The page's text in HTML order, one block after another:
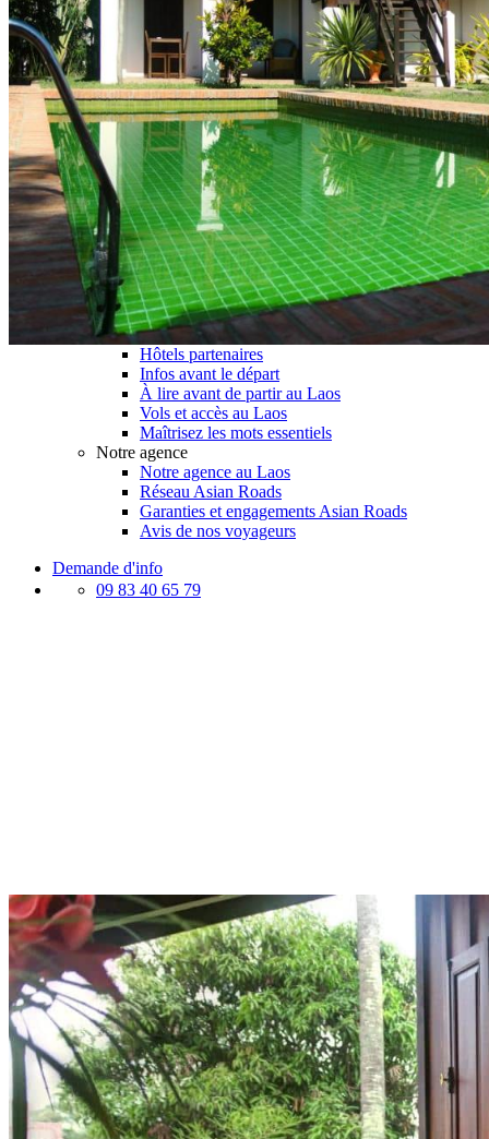
Où et quand partir ?
Printemps
Eté
Automne
Hiver
Infos pratiques
Le Laos & ses secrets
Présentation du Laos
Météo et climat au Laos
Histoire du Laos
Le Laos vu du ciel
Meilleurs restaurants au Laos
Festivals au Laos
Distances au Laos
Carte détaillée du Laos
Préparer son voyage au Laos
Hôtels partenaires
Infos avant le départ
À lire avant de partir au Laos
Vols et accès au Laos
Maîtrisez les mots essentiels
Notre agence
Notre agence au Laos
Réseau Asian Roads
Garanties et engagements Asian Roads
Avis de nos voyageurs
Demande d'info
09 83 40 65 79